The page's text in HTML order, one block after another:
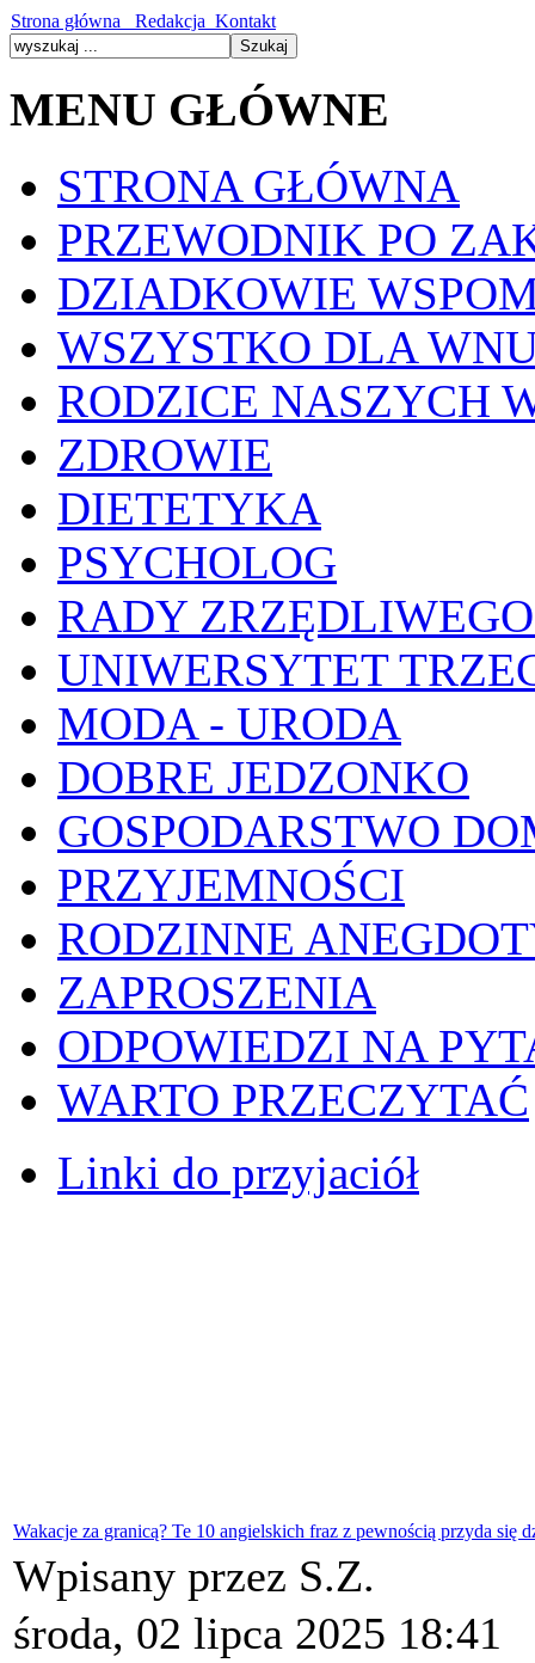
Strona główna Redakcja Kontakt
MENU GŁÓWNE
STRONA GŁÓWNA
PRZEWODNIK PO
DZIADKOWIE
WSZYSTKO DLA
RODZICE NASZYCH
ZDROWIE
DIETETYKA
PSYCHOLOG
RADY
UNIWERSYTET
MODA - URODA
DOBRE JEDZONKO
GOSPODARSTWO
PRZYJEMNOŚCI
RODZINNE
ZAPROSZENIA
ODPOWIEDZI NA
WARTO PRZECZYTAĆ
Linki do przyjaciół
Wakacje za granicą? Te 10 angielskich fraz z pewnością przyda się
Wpisany przez S.Z.
środa, 02 lipca 2025 18:41